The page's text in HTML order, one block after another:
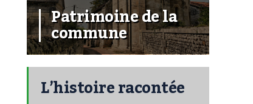
Patrimoine de la
commune
L’histoire racontée